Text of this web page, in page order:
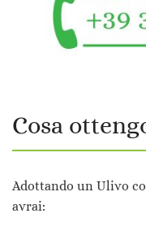
Cosa
Adottando un Ulivo
avrai: